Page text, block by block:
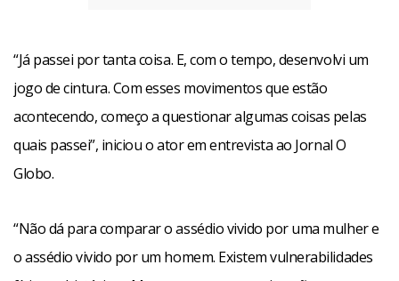
“Já passei por tanta coisa. E, com o tempo, desenvolvi um
jogo de cintura. Com esses movimentos que estão
acontecendo, começo a questionar algumas coisas pelas
quais passei”, iniciou o ator em entrevista ao Jornal O
Globo.
“Não dá para comparar o assédio vivido por uma mulher e
o assédio vivido por um homem. Existem vulnerabilidades